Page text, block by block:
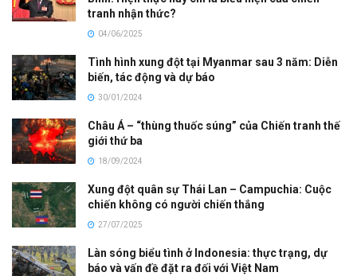
tranh nhận thức?
04/06/2025
Tình hình xung đột tại Myanmar sau 3 năm: Diễn
biến, tác động và dự báo
30/01/2024
Châu Á – “thùng thuốc súng” của Chiến tranh thế
giới thứ ba
18/09/2024
Xung đột quân sự Thái Lan – Campuchia: Cuộc
chiến không có người chiến thắng
27/07/2025
Làn sóng biểu tình ở Indonesia: thực trạng, dự
báo và vấn đề đặt ra đối với Việt Nam